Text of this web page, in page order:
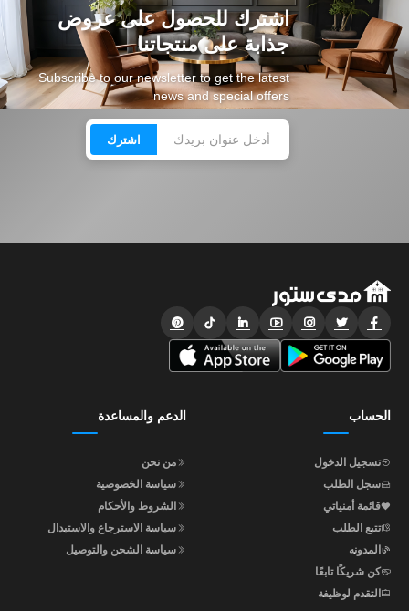
اشترك للحصول على عروض
جذابة على منتجاتنا
Subscribe to our newsletter to get the latest
news and special offers
اشترك
الحساب
تسجيل الدخول
سجل الطلب
قائمة أمنياتي
تتبع الطلب
المدونه
كن شريكًا تابعًا
التقدم لوظيفة
الدعم والمساعدة
من نحن
سياسة الخصوصية
الشروط والأحكام
سياسة الاسترجاع والاستبدال
سياسة الشحن والتوصيل